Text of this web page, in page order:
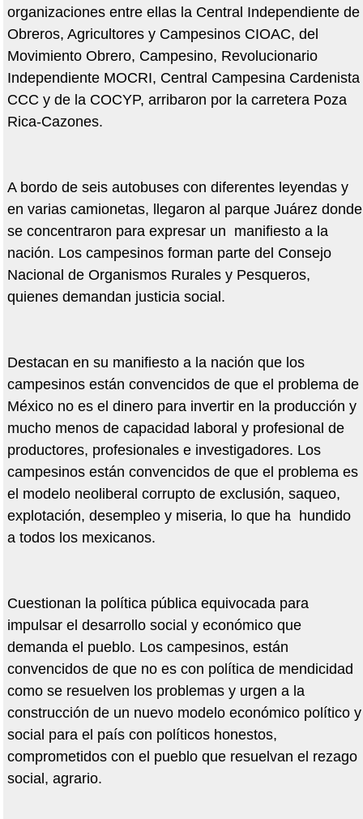
organizaciones entre ellas la Central Independiente de
Obreros, Agricultores y Campesinos CIOAC, del
Movimiento Obrero, Campesino, Revolucionario
Independiente MOCRI, Central Campesina Cardenista
CCC y de la COCYP, arribaron por la carretera Poza
Rica-Cazones.
A bordo de seis autobuses con diferentes leyendas y
en varias camionetas, llegaron al parque Juárez donde
se concentraron para expresar un manifiesto a la
nación. Los campesinos forman parte del Consejo
Nacional de Organismos Rurales y Pesqueros,
quienes demandan justicia social.
Destacan en su manifiesto a la nación que los
campesinos están convencidos de que el problema de
México no es el dinero para invertir en la producción y
mucho menos de capacidad laboral y profesional de
productores, profesionales e investigadores. Los
campesinos están convencidos de que el problema es
el modelo neoliberal corrupto de exclusión, saqueo,
explotación, desempleo y miseria, lo que ha hundido
a todos los mexicanos.
Cuestionan la política pública equivocada para
impulsar el desarrollo social y económico que
demanda el pueblo. Los campesinos, están
convencidos de que no es con política de mendicidad
como se resuelven los problemas y urgen a la
construcción de un nuevo modelo económico político y
social para el país con políticos honestos,
comprometidos con el pueblo que resuelvan el rezago
social, agrario.